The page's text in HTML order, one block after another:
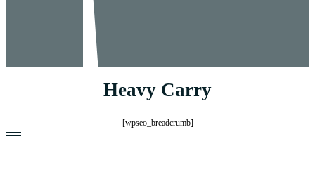
Heavy Carry
[wpseo_breadcrumb]